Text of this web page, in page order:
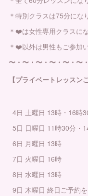
＊特別クラスは75分にな
＊❤️は女性専用クラスに
＊❤️以外は男性もご参加
〜・〜・〜・〜・〜・〜
【プライベートレッスン
4日 土曜日 13時・16時
5日 日曜日 11時30分・
6日 月曜日 13時
7日 火曜日 16時
8日 水曜日 13時
9日 木曜日 終日ご予約